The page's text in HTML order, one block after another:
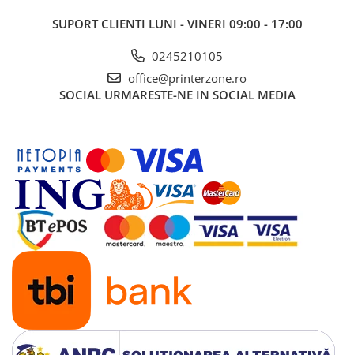
Filament imprimanta 3D
Ultrabookuri
Laptop-uri 2 in 1
Accesorii laptop
Mini PC AI
Piese si accesorii
Accesorii Printing
Ribbon
Desktop PC
PC Office
SUPORT CLIENTI LUNI - VINERI 09:00 - 17:00
0245210105
office@printerzone.ro
SOCIAL URMARESTE-NE IN SOCIAL MEDIA